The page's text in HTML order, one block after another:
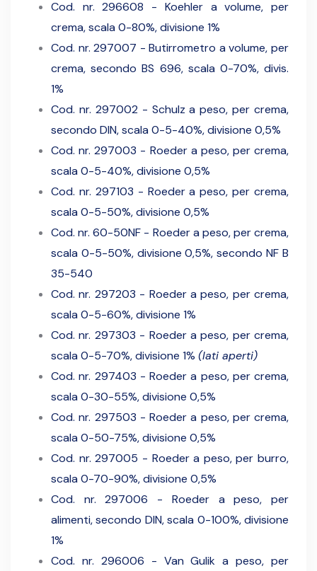
Cod. nr. 296608 - Koehler a volume, per
crema, scala 0-80%, divisione 1%
Cod. nr. 297007 - Butirrometro a volume, per
crema, secondo BS 696, scala 0-70%, divis.
1%
Cod. nr. 297002 - Schulz a peso, per crema,
secondo DIN, scala 0-5-40%, divisione 0,5%
Cod. nr. 297003 - Roeder a peso, per crema,
scala 0-5-40%, divisione 0,5%
Cod. nr. 297103 - Roeder a peso, per crema,
scala 0-5-50%, divisione 0,5%
Cod. nr. 60-50NF - Roeder a peso, per crema,
scala 0-5-50%, divisione 0,5%, secondo NF B
35-540
Cod. nr. 297203 - Roeder a peso, per crema,
scala 0-5-60%, divisione 1%
Cod. nr. 297303 - Roeder a peso, per crema,
scala 0-5-70%, divisione 1% (lati aperti)
Cod. nr. 297403 - Roeder a peso, per crema,
scala 0-30-55%, divisione 0,5%
Cod. nr. 297503 - Roeder a peso, per crema,
scala 0-50-75%, divisione 0,5%
Cod. nr. 297005 - Roeder a peso, per burro,
scala 0-70-90%, divisione 0,5%
Cod. nr. 297006 - Roeder a peso, per
alimenti, secondo DIN, scala 0-100%, divisione
1%
Cod. nr. 296006 - Van Gulik a peso, per